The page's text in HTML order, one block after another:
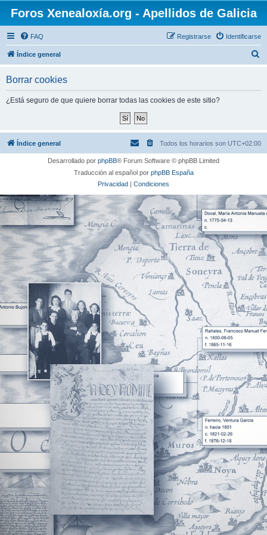
Foros Xenealoxía.org - Apellidos de Galicia
FAQ Identificarse
Registrarse
Índice general
Borrar cookies
¿Está seguro de que quiere borrar todas las cookies de este sitio?
Índice general Todos los horarios son UTC+02:00
Desarrollado por phpBB® Forum Software © phpBB Limited
Traducción al español por phpBB España
Privacidad | Condiciones